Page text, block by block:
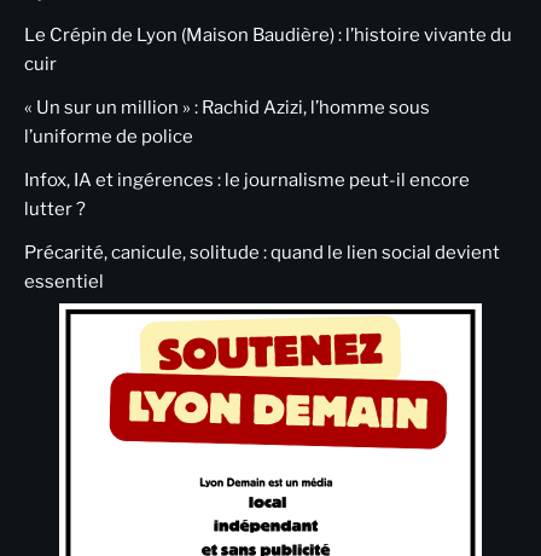
Le Crépin de Lyon (Maison Baudière) : l’histoire vivante du
cuir
« Un sur un million » : Rachid Azizi, l’homme sous
l’uniforme de police
Infox, IA et ingérences : le journalisme peut-il encore
lutter ?
Précarité, canicule, solitude : quand le lien social devient
essentiel